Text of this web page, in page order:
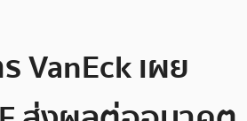
VanEck เผย